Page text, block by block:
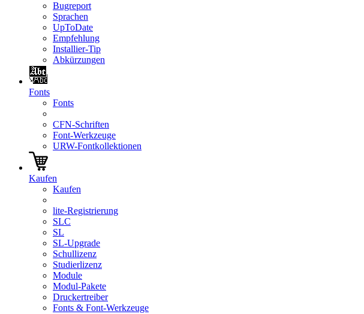
Bugreport
Sprachen
UpToDate
Empfehlung
Installier-Tip
Abkürzungen
Fonts
Fonts
CFN-Schriften
Font-Werkzeuge
URW-Fontkollektionen
Kaufen
Kaufen
lite-Registrierung
SLC
SL
SL-Upgrade
Schullizenz
Studierlizenz
Module
Modul-Pakete
Druckertreiber
Fonts & Font-Werkzeuge